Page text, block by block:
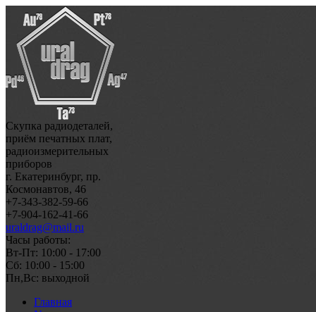
Скупка радиодеталей,
приём печатных плат,
радиоизмерительных
приборов
г. Екатеринбург, пр.
Космонавтов, 46
+7-343-382-59-66
+7-904-162-41-66
uraldrag@mail.ru
Часы работы:
Вт-Пт: 10:00 - 17:00
Сб: 10:00 - 15:00
Пн,Вс: выходной
Главная